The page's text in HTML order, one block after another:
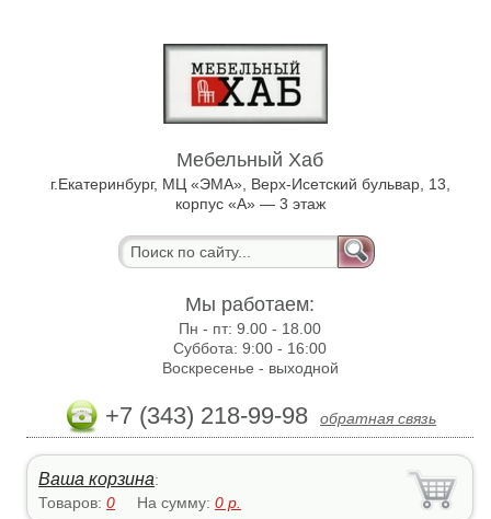
Мебельный Хаб
г.Екатеринбург, МЦ «ЭМА», Верх-Исетский бульвар, 13,
корпус «А» — 3 этаж
Мы работаем:
Пн - пт:9.00 - 18.00
Суббота:9:00 - 16:00
Воскресенье - выходной
+7 (343) 218-99-98 обратная связь
Ваша корзина:
Товаров:0 На сумму:0 р.